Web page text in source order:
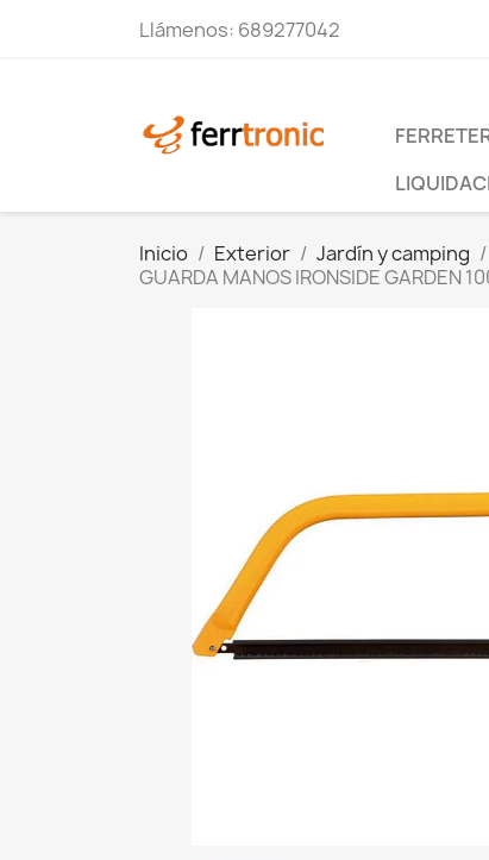
Llámenos: 689277042
Inicio Exterior Jardín y camping
GUARDA MANOS IRONSIDE GARDEN